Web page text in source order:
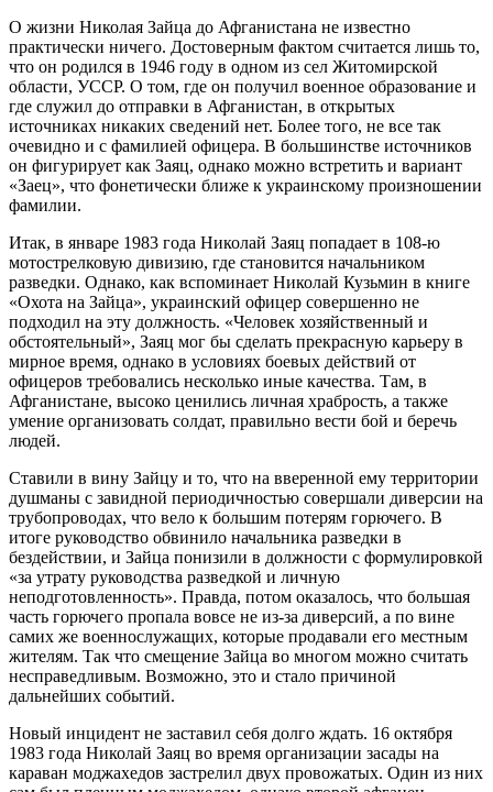
О жизни Николая Зайца до Афганистана не известно
практически ничего. Достоверным фактом считается лишь то,
что он родился в 1946 году в одном из сел Житомирской
области, УССР. О том, где он получил военное образование и
где служил до отправки в Афганистан, в открытых
источниках никаких сведений нет. Более того, не все так
очевидно и с фамилией офицера. В большинстве источников
он фигурирует как Заяц, однако можно встретить и вариант
«Заец», что фонетически ближе к украинскому произношении
фамилии.
Итак, в январе 1983 года Николай Заяц попадает в 108-ю
мотострелковую дивизию, где становится начальником
разведки. Однако, как вспоминает Николай Кузьмин в книге
«Охота на Зайца», украинский офицер совершенно не
подходил на эту должность. «Человек хозяйственный и
обстоятельный», Заяц мог бы сделать прекрасную карьеру в
мирное время, однако в условиях боевых действий от
офицеров требовались несколько иные качества. Там, в
Афганистане, высоко ценились личная храбрость, а также
умение организовать солдат, правильно вести бой и беречь
людей.
Ставили в вину Зайцу и то, что на вверенной ему территории
душманы с завидной периодичностью совершали диверсии на
трубопроводах, что вело к большим потерям горючего. В
итоге руководство обвинило начальника разведки в
бездействии, и Зайца понизили в должности с формулировкой
«за утрату руководства разведкой и личную
неподготовленность». Правда, потом оказалось, что большая
часть горючего пропала вовсе не из-за диверсий, а по вине
самих же военнослужащих, которые продавали его местным
жителям. Так что смещение Зайца во многом можно считать
несправедливым. Возможно, это и стало причиной
дальнейших событий.
Новый инцидент не заставил себя долго ждать. 16 октября
1983 года Николай Заяц во время организации засады на
караван моджахедов застрелил двух провожатых. Один из них